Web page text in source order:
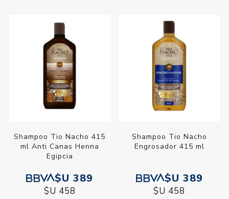
Shampoo Tio Nacho 415
ml Anti Canas Henna
Egipcia
$U 389
$U 458
Shampoo Tio Nacho
Engrosador 415 ml
$U 389
$U 458